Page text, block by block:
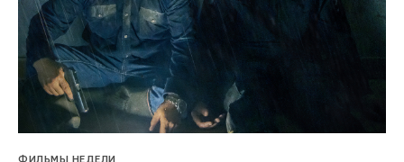
ФИЛЬМЫ НЕДЕЛИ